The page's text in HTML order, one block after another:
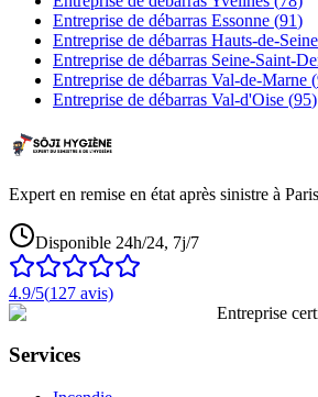
Entreprise de débarras Essonne (91)
Entreprise de débarras Hauts-de-Seine
Entreprise de débarras Seine-Saint-
Entreprise de débarras Val-de-Marne (
Entreprise de débarras Val-d'Oise (95)
Expert en remise en état après sinistre à
Disponible 24h/24, 7j/7
4.9/5(127 avis)
Entreprise
Services